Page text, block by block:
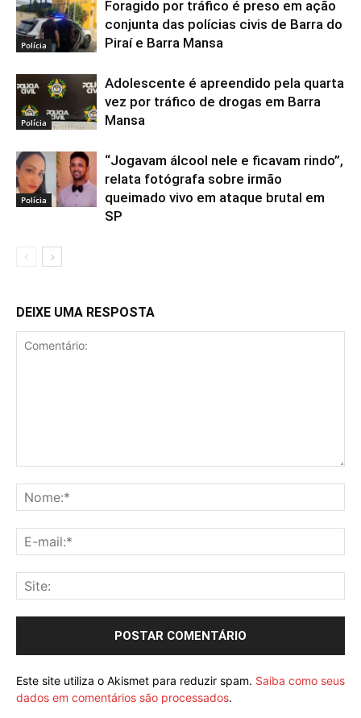
Polícia
Foragido por tráfico é preso em ação
conjunta das polícias civis de Barra do
Piraí e Barra Mansa
Polícia
Adolescente é apreendido pela quarta
vez por tráfico de drogas em Barra
Mansa
Polícia
“Jogavam álcool nele e ficavam rindo”,
relata fotógrafa sobre irmão
queimado vivo em ataque brutal em
SP
DEIXE UMA RESPOSTA
Este site utiliza o Akismet para reduzir spam. Saiba como seus
dados em comentários são processados.